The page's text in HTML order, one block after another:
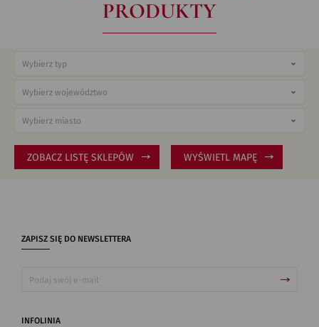
PRODUKTY
ZOBACZ LISTĘ SKLEPÓW WYŚWIETL MAPĘ
ZAPISZ SIĘ DO NEWSLETTERA
INFOLINIA